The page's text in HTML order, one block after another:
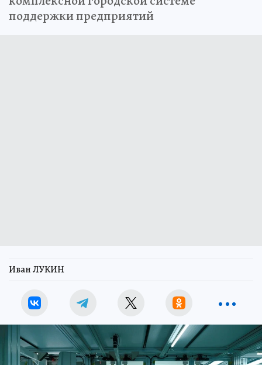
поддержки предприятий
Иван ЛУКИН